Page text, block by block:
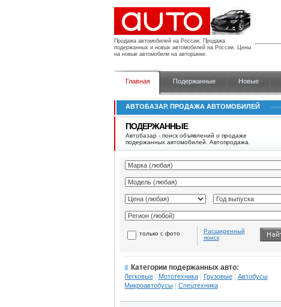
Продажа автомобилей на России. Продажа
подержанных и новых автомобилей на России. Цены
на новые автомобили на авторынке.
Главная Подержанные Новые
АВТОБАЗАР. ПРОДАЖА АВТОМОБИЛЕЙ
ПОДЕРЖАННЫЕ
Автобазар - поиск объявлений о продаже
подержанных автомобилей. Автопродажа.
только с фото
Расширенный
поиск
Категории подержанных авто:
Легковые Мототехника Грузовые
Автобусы
Микроавтобусы
Спецтехника